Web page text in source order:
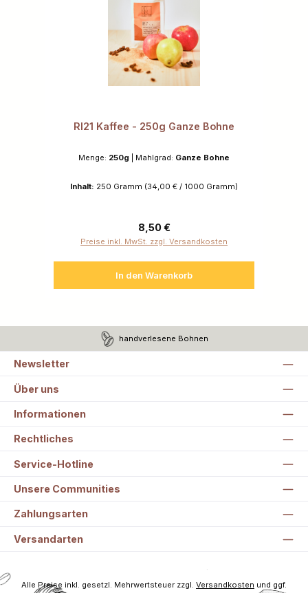
RI21 Kaffee - 250g Ganze Bohne
Menge: 250g Mahlgrad: Ganze Bohne
Inhalt: 250 Gramm (34,00 € / 1000 Gramm)
Regulärer Preis:
8,50 €
Preise inkl. MwSt. zzgl. Versandkosten
In den Warenkorb
handverlesene Bohnen
Newsletter
Über uns
Informationen
Rechtliches
Service-Hotline
Unsere Communities
Zahlungsarten
Versandarten
Alle Preise inkl. gesetzl. Mehrwertsteuer zzgl. Versandkosten und ggf.